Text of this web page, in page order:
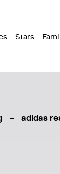
Stars
adidas